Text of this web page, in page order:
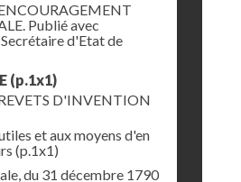
Publié avec
d'Etat de
(p.1x1)
D'INVENTION
et aux moyens d'en
(p.1x1)
du 31 décembre 1790